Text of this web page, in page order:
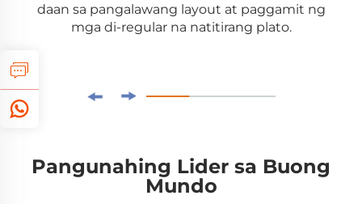
daan sa pangalawang layout at paggamit ng
mga di-regular na natitirang plato.
Pangunahing Lider sa Buong
Mundo
Pamuhay